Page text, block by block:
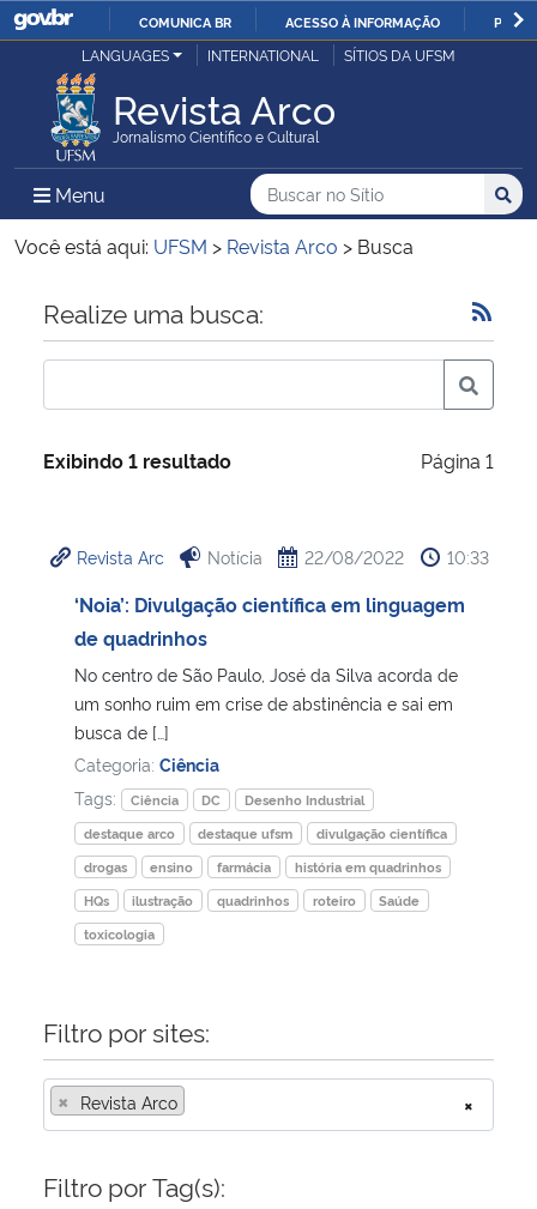
IR
O
COMUNICA BR ACESSO À INFORMAÇÃO
Ministério da Justiça e Segurança Pública
Ministério da Defesa
Ministério das Relações Exteriores
Ministério da Economia
Ministério da Infraestrutura
Ministério da Cidadania
Ministério de Minas e Energia
Ministério da Ciência, Tecnologia, Inovações e Comunicações
Ministério do Meio Ambiente
Ministério do Turismo
Ministério do Desenvolvimento Regional
Ministério da Mulher, da Família e dos Direitos Humanos
Secretaria-Geral
Secretaria de Governo
LANGUAGES INTERNATIONAL SÍTIOS DA UFSM
Revista Arco
Jornalismo Científico e Cultural
Menu Menu Principal do Sítio
Busca
Buscar no no Sítio
Busca:
Você está aqui: UFSM > Revista Arco > Busca
Início do conteúdo
Realize uma busca:
Exibindo 1 resultado Página 1
Revista Arc Notícia 22/08/2022 10:33
‘Noia’: Divulgação científica em linguagem
de quadrinhos
No centro de São Paulo, José da Silva acorda de
um sonho ruim em crise de abstinência e sai em
busca de […]
Categoria: Ciência
Tags:
Ciência DC
Desenho Industrial
destaque arco
destaque ufsm
divulgação científica
drogas
ensino farmácia
história em quadrinhos
HQs
ilustração quadrinhos roteiro
Saúde
toxicologia
Filtro por sites:
×
× Revista Arco
Filtro por Tag(s):